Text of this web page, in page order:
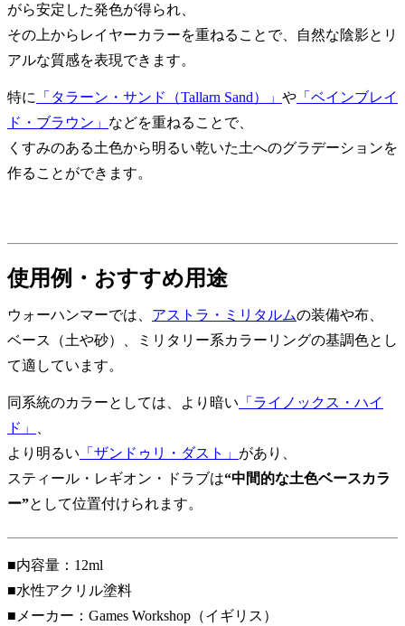
がら安定した発色が得られ、
その上からレイヤーカラーを重ねることで、自然な陰影とリ
アルな質感を表現できます。
特に 「タラーン・サンド（Tallarn Sand）」 や 「ベインブレイ
ド・ブラウン」 などを重ねることで、
くすみのある土色から明るい乾いた土へのグラデーションを
作ることができます。
使用例・おすすめ用途
ウォーハンマーでは、 アストラ・ミリタルムの装備や布、
ベース（土や砂）、ミリタリー系カラーリングの基調色とし
て適しています。
同系統のカラーとしては、より暗い 「ライノックス・ハイ
ド」
より明るい 「ザンドゥリ・ダスト」 があり、
スティール・レギオン・ドラブは“中間的な土色ベースカラ
ー”として位置付けられます。
■内容量：12ml
■水性アクリル塗料
■メーカー：Games Workshop（イギリス）